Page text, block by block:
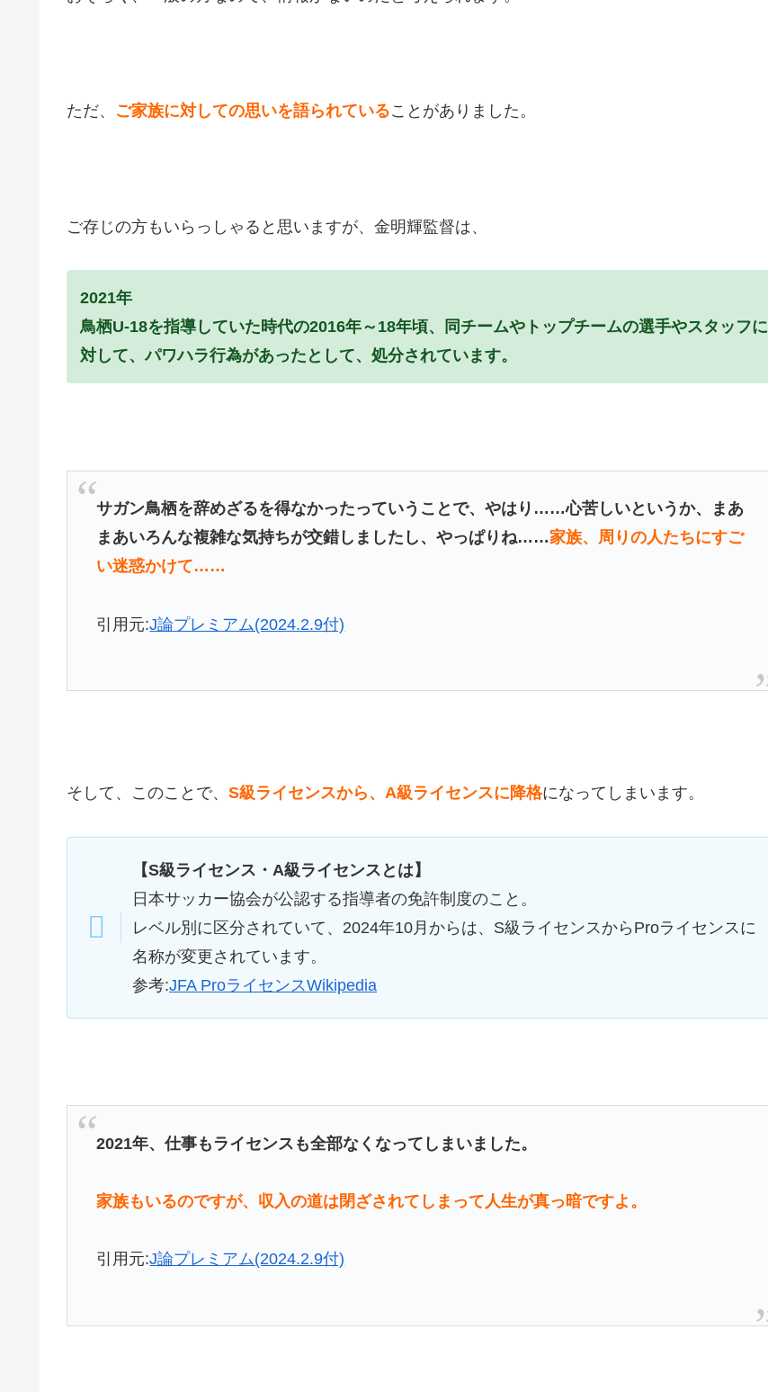
ただ、 ご家族に対しての思いを語られていることがありました。
ご存じの方もいらっしゃると思いますが、金明輝監督は、
2021年
鳥栖U-18を指導していた時代の2016年～18年頃、同チームやトップチームの選手やスタッフに
対して、パワハラ行為があったとして、処分されています。
サガン鳥栖を辞めざるを得なかったっていうことで、やはり……心苦しいというか、まあ
まあいろんな複雑な気持ちが交錯しましたし、やっぱりね……家族、周りの人たちにすご
い迷惑かけて……
引用元:J論プレミアム(2024.2.9付)
そして、このことで、 S級ライセンスから、A級ライセンスに降格になってしまいます。
【S級ライセンス・A級ライセンスとは】
日本サッカー協会が公認する指導者の免許制度のこと。
レベル別に区分されていて、2024年10月からは、S級ライセンスからProライセンスに
名称が変更されています。
参考:JFA ProライセンスWikipedia
2021年、仕事もライセンスも全部なくなってしまいました。
家族もいるのですが、収入の道は閉ざされてしまって人生が真っ暗ですよ。
引用元:J論プレミアム(2024.2.9付)